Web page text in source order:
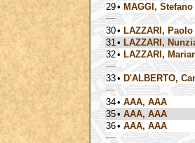
29• MAGGI, Stefano
30• LAZZARI, Paolo
31 • LAZZARI,
32• LAZZARI,
33• D'ALBERTO,
34• AAA, AAA
35• AAA, AAA
36• AAA, AAA